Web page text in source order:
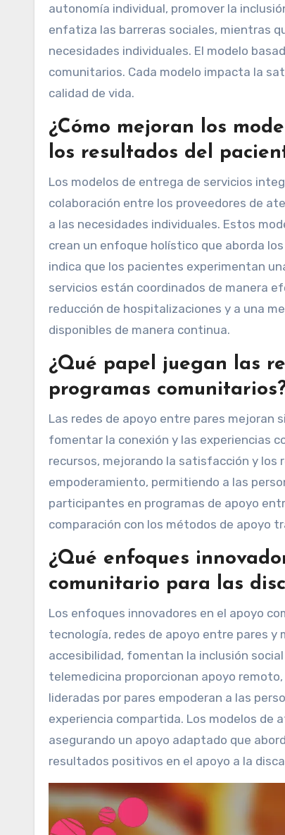
autonomía individual, promover la
enfatiza las barreras sociales, mientras
necesidades individuales. El modelo
comunitarios. Cada modelo impacta la
calidad de vida.
¿Cómo mejoran los
los resultados del
Los modelos de entrega de servicios
colaboración entre los proveedores de
a las necesidades individuales. Estos
crean un enfoque holístico que aborda
indica que los pacientes experimentan
servicios están coordinados de manera
reducción de hospitalizaciones y a una
disponibles de manera continua.
¿Qué papel juegan las
programas
Las redes de apoyo entre pares mejoran
fomentar la conexión y las experiencias
recursos, mejorando la satisfacción y
empoderamiento, permitiendo a las
participantes en programas de apoyo
comparación con los métodos de apoyo
¿Qué enfoques
comunitario para las
Los enfoques innovadores en el apoyo
tecnología, redes de apoyo entre pares
accesibilidad, fomentan la inclusión
telemedicina proporcionan apoyo
lideradas por pares empoderan a las
experiencia compartida. Los modelos de
asegurando un apoyo adaptado que
resultados positivos en el apoyo a la